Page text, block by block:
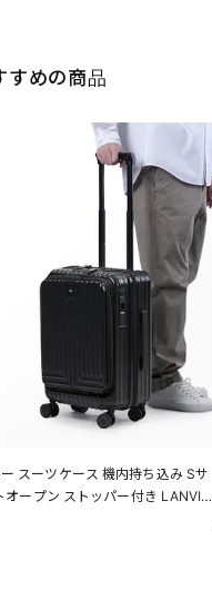
すめの商品
スーツケース 機内持ち込み Sサ
オープン ストッパー付き LANVIN